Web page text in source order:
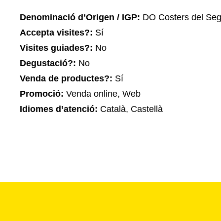
Denominació d’Origen / IGP: DO Costers del
Accepta visites?: Sí
Visites guiades?: No
Degustació?: No
Venda de productes?: Sí
Promoció: Venda online, Web
Idiomes d’atenció: Català, Castellà